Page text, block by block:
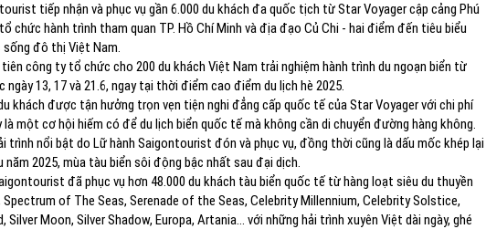
tiếp nhận và phục vụ gần 6.000 du khách đa quốc tịch từ Star Voyager cập cảng Phú
chức hành trình tham quan TP. Hồ Chí Minh và địa đạo Củ Chi - hai điểm đến tiêu biểu
sống đô thị Việt Nam.
công ty tổ chức cho 200 du khách Việt Nam trải nghiệm hành trình du ngoạn biển từ
13, 17 và 21.6, ngay tại thời điểm cao điểm du lịch hè 2025.
khách được tận hưởng trọn vẹn tiện nghi đẳng cấp quốc tế của Star Voyager với chi phí
một cơ hội hiếm có để du lịch biển quốc tế mà không cần di chuyển đường hàng không.
trình nổi bật do Lữ hành Saigontourist đón và phục vụ, đồng thời cũng là dấu mốc khép lại
2025, mùa tàu biển sôi động bậc nhất sau đại dịch.
đã phục vụ hơn 48.000 du khách tàu biển quốc tế từ hàng loạt siêu du thuyền
of The Seas, Serenade of the Seas, Celebrity Millennium, Celebrity Solstice,
Silver Moon, Silver Shadow, Europa, Artania… với những hải trình xuyên Việt dài ngày, ghé